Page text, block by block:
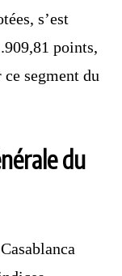
s’est
points,
segment du
du